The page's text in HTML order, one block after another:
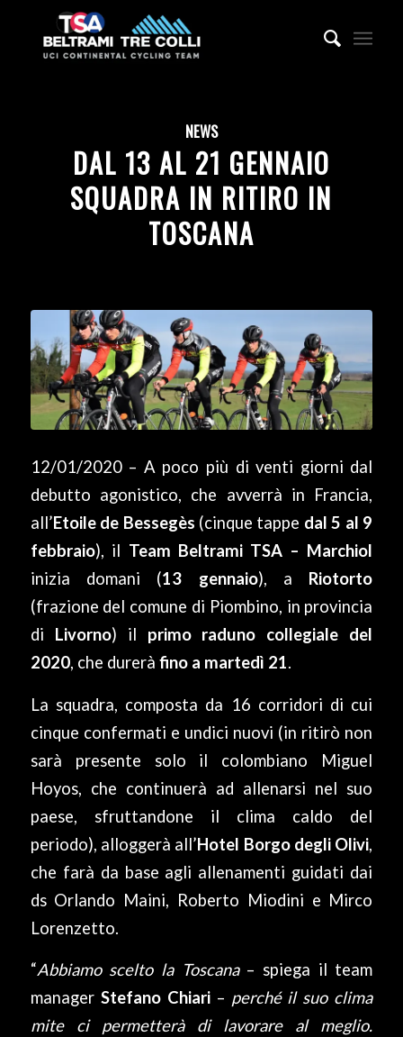
NEWS
DAL 13 AL 21 GENNAIO
SQUADRA IN RITIRO IN
TOSCANA
12/01/2020 – A poco più di venti giorni dal
debutto agonistico, che avverrà in Francia,
all’Etoile de Bessegès (cinque tappe dal 5 al 9
febbraio), il Team Beltrami TSA – Marchiol
inizia domani (13 gennaio), a Riotorto
(frazione del comune di Piombino, in provincia
di Livorno) il primo raduno collegiale del
2020, che durerà fino a martedì 21.
La squadra, composta da 16 corridori di cui
cinque confermati e undici nuovi (in ritirò non
sarà presente solo il colombiano Miguel
Hoyos, che continuerà ad allenarsi nel suo
paese, sfruttandone il clima caldo del
periodo), alloggerà all’Hotel Borgo degli Olivi,
che farà da base agli allenamenti guidati dai
ds Orlando Maini, Roberto Miodini e Mirco
Lorenzetto.
“Abbiamo scelto la Toscana – spiega il team
manager Stefano Chiari – perché il suo clima
mite ci permetterà di lavorare al meglio.